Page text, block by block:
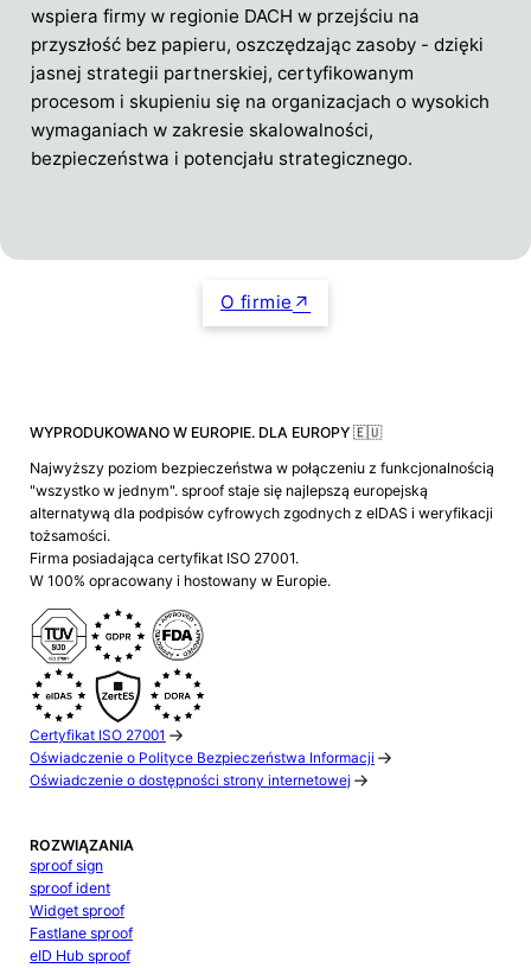
wspiera firmy w regionie DACH w przejściu na
przyszłość bez papieru, oszczędzając zasoby - dzięki
jasnej strategii partnerskiej, certyfikowanym
procesom i skupieniu się na organizacjach o wysokich
wymaganiach w zakresie skalowalności,
bezpieczeństwa i potencjału strategicznego.
O firmie
WYPRODUKOWANO W EUROPIE. DLA EUROPY 🇪🇺
Najwyższy poziom bezpieczeństwa w połączeniu z funkcjonalnością
"wszystko w jednym". sproof staje się najlepszą europejską
alternatywą dla podpisów cyfrowych zgodnych z eIDAS i weryfikacji
tożsamości.
Firma posiadająca certyfikat ISO 27001.
W 100% opracowany i hostowany w Europie.
Certyfikat ISO 27001
Oświadczenie o Polityce Bezpieczeństwa Informacji
Oświadczenie o dostępności strony internetowej
ROZWIĄZANIA
sproof sign
sproof ident
Widget sproof
Fastlane sproof
eID Hub sproof